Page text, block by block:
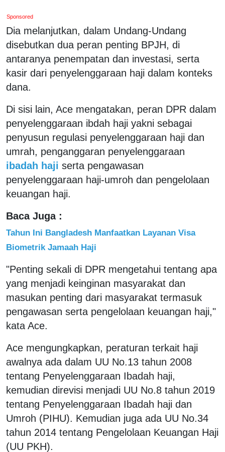
Sponsored
Dia melanjutkan, dalam Undang-Undang
disebutkan dua peran penting BPJH, di
antaranya penempatan dan investasi, serta
kasir dari penyelenggaraan haji dalam konteks
dana.
Di sisi lain, Ace mengatakan, peran DPR dalam
penyelenggaraan ibdah haji yakni sebagai
penyusun regulasi penyelenggaraan haji dan
umrah, penganggaran penyelenggaraan
ibadah haji serta pengawasan
penyelenggaraan haji-umroh dan pengelolaan
keuangan haji.
Baca Juga :
Tahun Ini Bangladesh Manfaatkan Layanan Visa
Biometrik Jamaah Haji
"Penting sekali di DPR mengetahui tentang apa
yang menjadi keinginan masyarakat dan
masukan penting dari masyarakat termasuk
pengawasan serta pengelolaan keuangan haji,"
kata Ace.
Ace mengungkapkan, peraturan terkait haji
awalnya ada dalam UU No.13 tahun 2008
tentang Penyelenggaraan Ibadah haji,
kemudian direvisi menjadi UU No.8 tahun 2019
tentang Penyelenggaraan Ibadah haji dan
Umroh (PIHU). Kemudian juga ada UU No.34
tahun 2014 tentang Pengelolaan Keuangan Haji
(UU PKH).